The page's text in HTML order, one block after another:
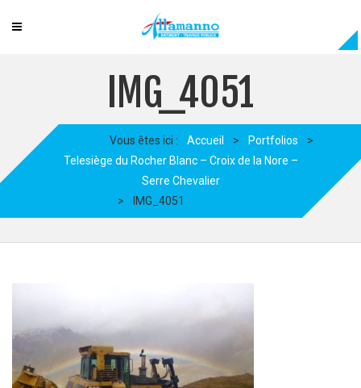
IMG_4051
Vous êtes ici : Accueil > Portfolios
>
Telesiège du Rocher Blanc – Croix de la Nore –
Serre Chevalier
>
IMG_4051